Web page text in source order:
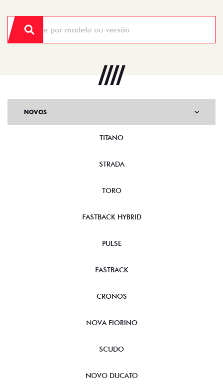
NOVOS
TITANO
STRADA
TORO
FASTBACK HYBRID
PULSE
FASTBACK
CRONOS
NOVA FIORINO
SCUDO
NOVO DUCATO